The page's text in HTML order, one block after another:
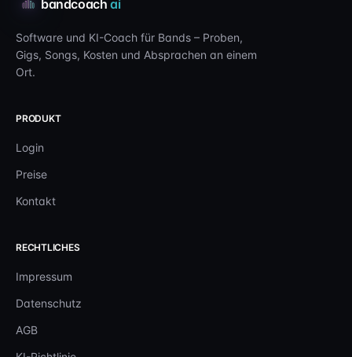
bandcoach ai
Software und KI-Coach für Bands – Proben,
Gigs, Songs, Kosten und Absprachen an einem
Ort.
PRODUKT
Login
Preise
Kontakt
RECHTLICHES
Impressum
Datenschutz
AGB